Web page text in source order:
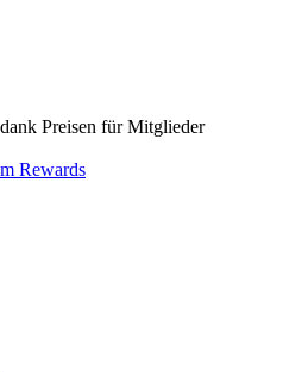
Preisen für Mitglieder
Rewards